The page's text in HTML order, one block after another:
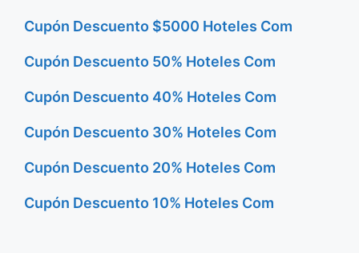
Cupón Descuento $5000 Hoteles Com
Cupón Descuento 50% Hoteles Com
Cupón Descuento 40% Hoteles Com
Cupón Descuento 30% Hoteles Com
Cupón Descuento 20% Hoteles Com
Cupón Descuento 10% Hoteles Com